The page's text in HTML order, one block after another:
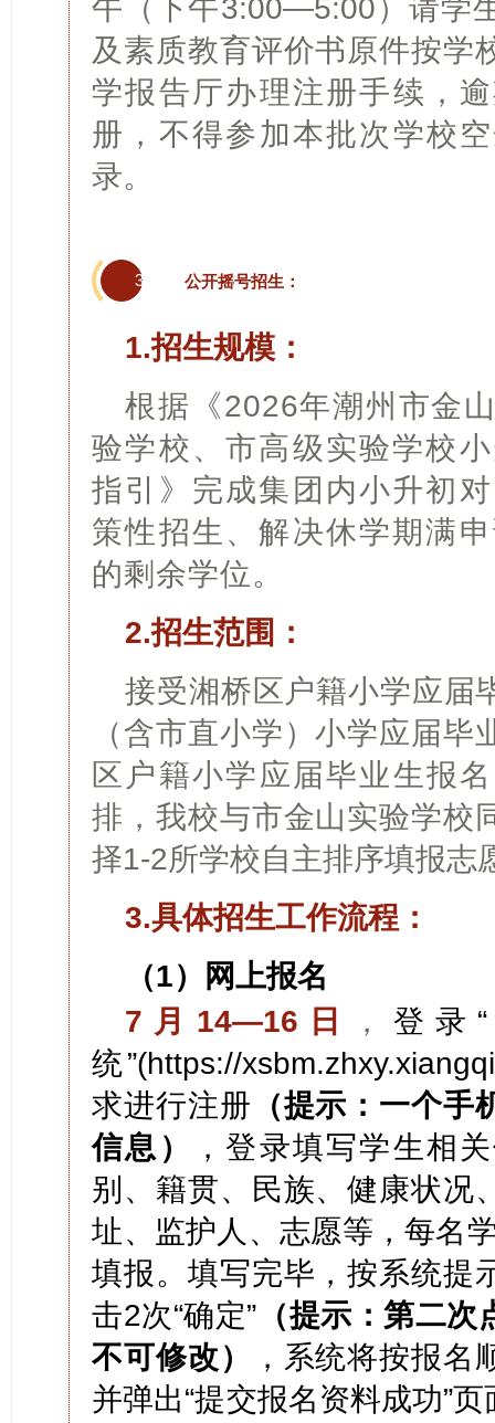
午（下午3:00—5:00）请学
及素质教育评价书原件按学
学报告厅办理注册手续，
册，不得参加本批次学校
录。
3 公开摇号招生：
1.招生规模：
根据《2026年潮州市金
验学校、市高级实验学校
指引》完成集团内小升初
策性招生、解决休学期满
的剩余学位。
2.招生范围：
接受湘桥区户籍小学应届
（含市直小学）小学应届
区户籍小学应届毕业生报
排，我校与市金山实验学校
择1-2所学校自主排序填报志
3.具体招生工作流程：
（1）网上报名
7月14—16日
，登录
统”(https://
求进行注册 （提示：一个手
信息）
，登录填写学生相
别、籍贯、民族、健康状况
址、监护人、志愿等，每名
填报。填写完毕，按系统提
击2次“确定” （提示：第二
不可修改）
，系统将按报名
并弹出“提交报名资料成功”